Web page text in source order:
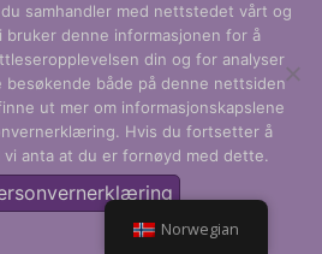
og betingelser
Suite Global Inc. Med enerett.
Norwegian
samhandler med nettstedet vårt og
bruker denne informasjonen for å
din og for analyser
besøkende både på denne nettsiden
ut mer om informasjonskapslene
Hvis du fortsetter å
anta at du er fornøyd med dette.